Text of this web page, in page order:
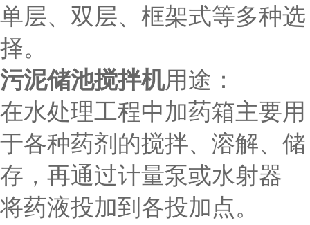
单层、双层、框架式等多种选
择。
污泥储池搅拌机用途：
在水处理工程中加药箱主要用
于各种药剂的搅拌、溶解、储
存，再通过计量泵或水射器
将药液投加到各投加点。